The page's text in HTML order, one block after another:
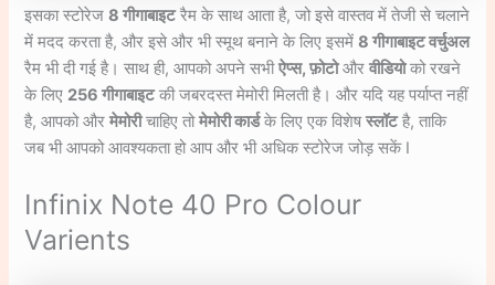
इसका स्टोरेज8 गीगाबाइटरैम के साथ आता है, जो इसे वास्तव में तेजी से चलाने
में मदद करता है, और इसे और भी स्मूथ बनाने के लिए इसमें8 गीगाबाइट वर्चुअल
रैम भी दी गई है। साथ ही, आपको अपने सभीऐप्स, फ़ोटोऔरवीडियोको रखने
के लिए 256 गीगाबाइटकी जबरदस्त मेमोरी मिलती है। और यदि यह पर्याप्त नहीं
है, आपको औरमेमोरीचाहिए तोमेमोरी कार्डके लिए एक विशेषस्लॉटहै, ताकि
जब भी आपको आवश्यकता हो आप और भी अधिक स्टोरेज जोड़ सकें I
Infinix Note 40 Pro Colour
Varients